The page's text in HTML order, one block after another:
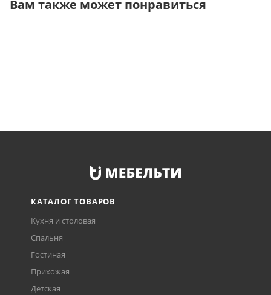
Вам также может понравиться
КАТАЛОГ ТОВАРОВ
Кухня и столовая
Спальня
Гостиная
Прихожая
Детская